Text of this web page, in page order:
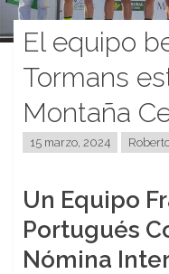
El equipo
Tormans
Montaña
15 marzo, 2024
Un Equipo
Portugués
Nómina